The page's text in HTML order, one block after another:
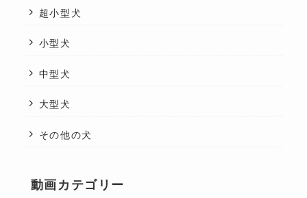
超小型犬
小型犬
中型犬
大型犬
その他の犬
動画カテゴリー